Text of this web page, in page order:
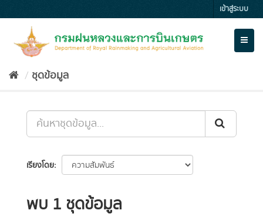
to
เข้าสู่ระบบ
ชุดข้อมูล
เรียงโดย
พบ 1 ชุดข้อมูล